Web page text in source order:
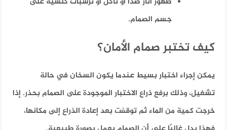
جسم الصمام.
كيف تختبر صمام الأمان؟
يمكن إجراء اختبار بسيط عندما يكون السخان في حالة
تشغيل، وذلك برفع ذراع الاختبار الموجودة على الصمام بحذر. إذا
خرجت كمية من الماء ثم توقفت بعد إعادة الذراع إلى مكانها،